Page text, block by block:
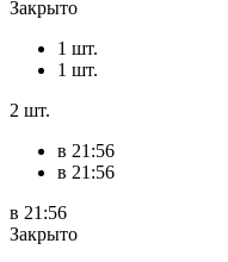
Закрыто
1 шт.
1 шт.
2 шт.
в 21:56
в 21:56
в 21:56
Закрыто